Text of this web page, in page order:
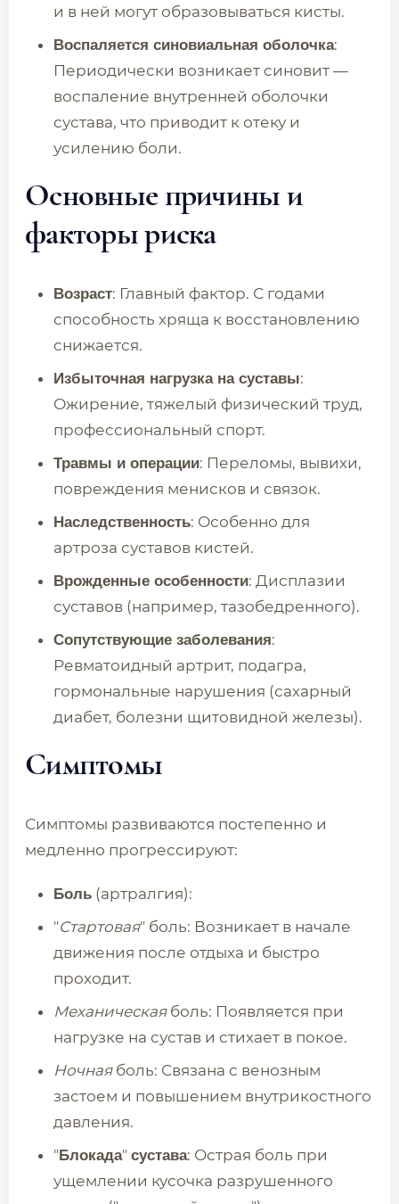
и в ней могут образовываться кисты.
Воспаляется синовиальная оболочка:
Периодически возникает синовит —
воспаление внутренней оболочки
сустава, что приводит к отеку и
усилению боли.
Основные причины и
факторы риска
Возраст: Главный фактор. С годами
способность хряща к восстановлению
снижается.
Избыточная нагрузка на суставы:
Ожирение, тяжелый физический труд,
профессиональный спорт.
Травмы и операции: Переломы, вывихи,
повреждения менисков и связок.
Наследственность: Особенно для
артроза суставов кистей.
Врожденные особенности: Дисплазии
суставов (например, тазобедренного).
Сопутствующие заболевания:
Ревматоидный артрит, подагра,
гормональные нарушения (сахарный
диабет, болезни щитовидной железы).
Симптомы
Симптомы развиваются постепенно и
медленно прогрессируют:
Боль (артралгия):
"Стартовая" боль: Возникает в начале
движения после отдыха и быстро
проходит.
Механическаяболь: Появляется при
нагрузке на сустав и стихает в покое.
Ночнаяболь: Связана с венозным
застоем и повышением внутрикостного
давления.
"Блокада" сустава: Острая боль при
ущемлении кусочка разрушенного